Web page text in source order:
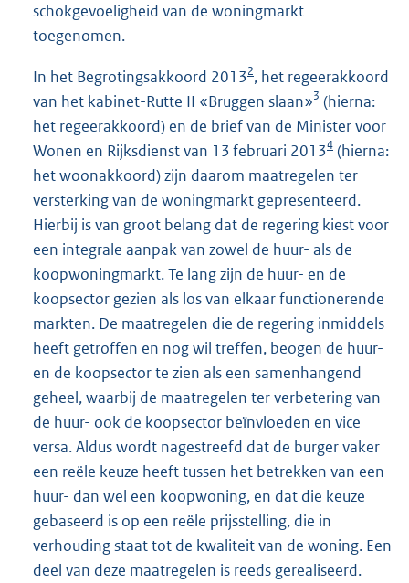
schokgevoeligheid van de woningmarkt
toegenomen.
In het Begrotingsakkoord 20132, het regeerakkoord
van het kabinet-Rutte II «Bruggen slaan»3 (hierna:
het regeerakkoord) en de brief van de Minister voor
Wonen en Rijksdienst van 13 februari 20134 (hierna:
het woonakkoord) zijn daarom maatregelen ter
versterking van de woningmarkt gepresenteerd.
Hierbij is van groot belang dat de regering kiest voor
een integrale aanpak van zowel de huur- als de
koopwoningmarkt. Te lang zijn de huur- en de
koopsector gezien als los van elkaar functionerende
markten. De maatregelen die de regering inmiddels
heeft getroffen en nog wil treffen, beogen de huur-
en de koopsector te zien als een samenhangend
geheel, waarbij de maatregelen ter verbetering van
de huur- ook de koopsector beïnvloeden en vice
versa. Aldus wordt nagestreefd dat de burger vaker
een reële keuze heeft tussen het betrekken van een
huur- dan wel een koopwoning, en dat die keuze
gebaseerd is op een reële prijsstelling, die in
verhouding staat tot de kwaliteit van de woning. Een
deel van deze maatregelen is reeds gerealiseerd.